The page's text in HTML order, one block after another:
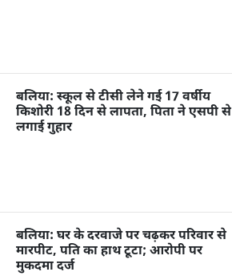
बलिया: स्कूल से टीसी लेने गई 17 वर्षीय
किशोरी 18 दिन से लापता, पिता ने एसपी से
लगाई गुहार
बलिया: घर के दरवाजे पर चढ़कर परिवार से
मारपीट, पति का हाथ टूटा; आरोपी पर
मुकदमा दर्ज